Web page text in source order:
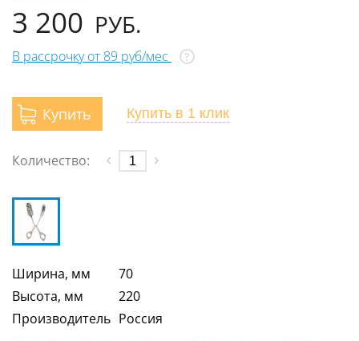
3 200 РУБ.
В рассрочку от 89 руб/мес ?
Купить Купить в 1 клик
Количество:
Ширина, мм
70
Высота, мм
220
Производитель Россия